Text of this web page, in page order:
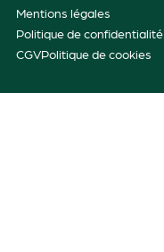
Mentions légales
Politique de confidentialité
CGVPolitique de cookies